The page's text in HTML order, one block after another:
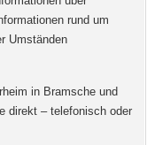
rund um
Umständen
in Bramsche und
direkt – telefonisch oder